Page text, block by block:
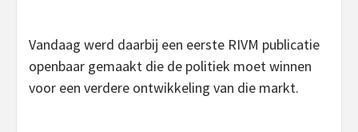
Vandaag werd daarbij een eerste RIVM publicatie
openbaar gemaakt die de politiek moet winnen
voor een verdere ontwikkeling van die markt.